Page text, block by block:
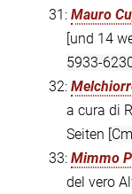
31: Mauro
[und 14
5933-
32:
a cura di
Seiten
33: Mimmo
del vero